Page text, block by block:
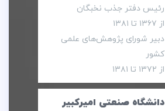
رئیس دفتر جذب نخبگان
از ۱۳۶۷ تا ۱۳۸۱
دبیر شورای پژوهش‌های علمی
کشور
از ۱۳۷۲ تا ۱۳۸۱
دانشگاه صنعتی امیرکبیر